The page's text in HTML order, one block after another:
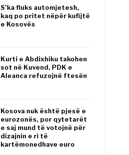
S’ka fluks automjetesh,
kaq po pritet nëpër kufijtë
e Kosovës
Kurti e Abdixhiku takohen
sot në Kuvend, PDK e
Aleanca refuzojnë ftesën
Kosova nuk është pjesë e
eurozonës, por qytetarët
e saj mund të votojnë për
dizajnin e ri të
kartëmonedhave euro